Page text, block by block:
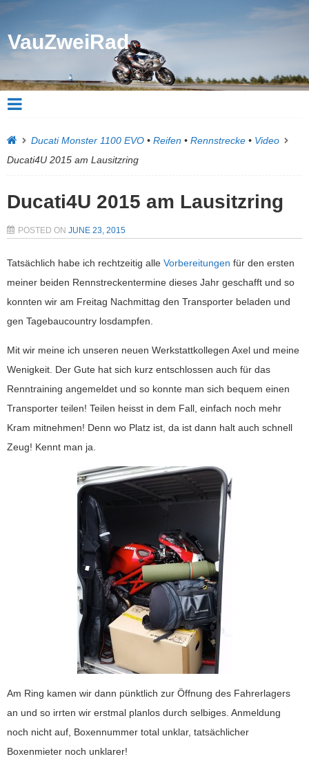
VauZweiRad
Ducati Monster 1100 EVO • Reifen • Rennstrecke • Video
Ducati4U 2015 am Lausitzring
Ducati4U 2015 am Lausitzring
POSTED ON JUNE 23, 2015
Tatsächlich habe ich rechtzeitig alle Vorbereitungen für den ersten
meiner beiden Rennstreckentermine dieses Jahr geschafft und so
konnten wir am Freitag Nachmittag den Transporter beladen und
gen Tagebaucountry losdampfen.
Mit wir meine ich unseren neuen Werkstattkollegen Axel und meine
Wenigkeit. Der Gute hat sich kurz entschlossen auch für das
Renntraining angemeldet und so konnte man sich bequem einen
Transporter teilen! Teilen heisst in dem Fall, einfach noch mehr
Kram mitnehmen! Denn wo Platz ist, da ist dann halt auch schnell
Zeug! Kennt man ja.
Am Ring kamen wir dann pünktlich zur Öffnung des Fahrerlagers
an und so irrten wir erstmal planlos durch selbiges. Anmeldung
noch nicht auf, Boxennummer total unklar, tatsächlicher
Boxenmieter noch unklarer!